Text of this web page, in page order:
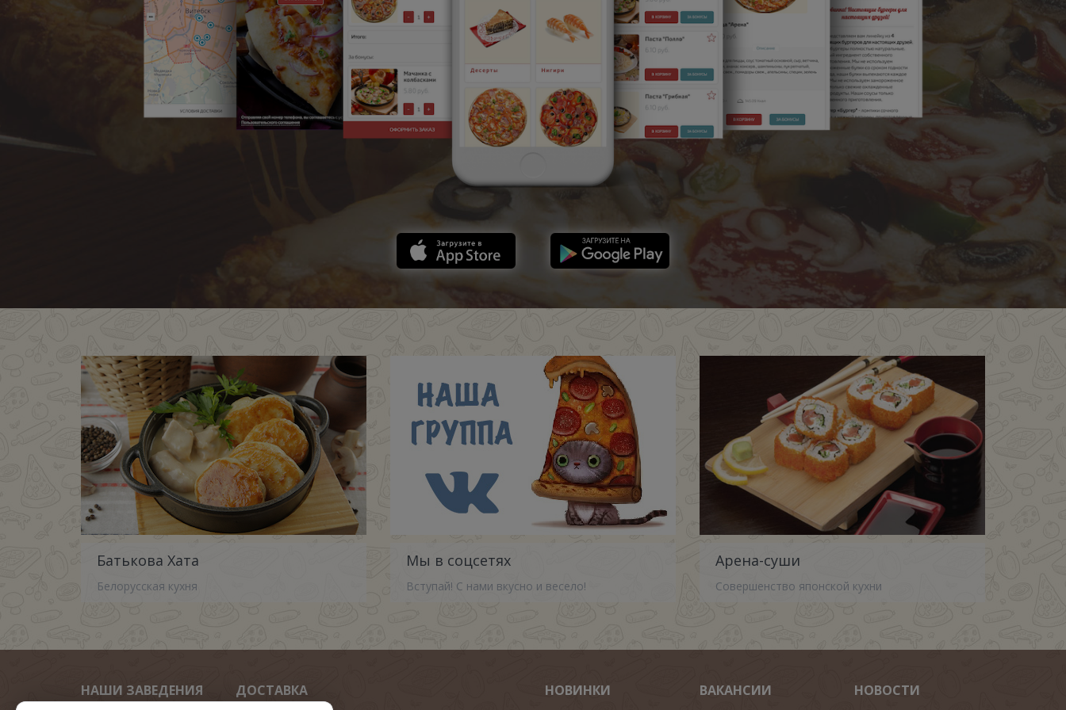
Батькова Хата
Белорусская кухня
Мы в соцсетях
Вступай! С нами вкусно и весело!
Арена-суши
Совершенство японской кухни
НАШИ ЗАВЕДЕНИЯ ДОСТАВКА НОВИНКИ ВАКАНСИИ НОВОСТИ